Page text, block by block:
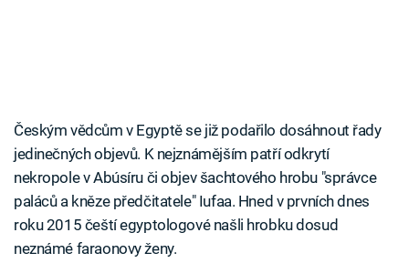
Českým vědcům v Egyptě se již podařilo dosáhnout řady
jedinečných objevů. K nejznámějším patří odkrytí
nekropole v Abúsíru či objev šachtového hrobu "správce
paláců a kněze předčitatele" Iufaa. Hned v prvních dnes
roku 2015 čeští egyptologové našli hrobku dosud
neznámé faraonovy ženy.